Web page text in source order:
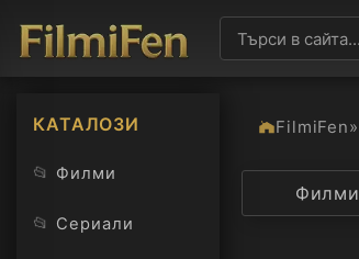
КАТАЛОЗИ
📂 Филми
📂 Сериали
FilmiFen»
Категория
Филми